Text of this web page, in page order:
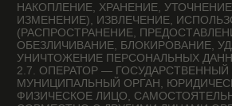
САЙТА HTTPS://TOU-ARCHITECTS.COM/.
2.11. ПРЕДОСТАВЛЕНИЕ ПЕРСОНАЛЬНЫХ ДАННЫХ —
ДЕЙСТВИЯ, НАПРАВЛЕННЫЕ НА РАСКРЫТИЕ
ПЕРСОНАЛЬНЫХ ДАННЫХ ОПРЕДЕЛЕННОМУ ЛИЦУ ИЛИ
ОПРЕДЕЛЕННОМУ КРУГУ ЛИЦ.
2.12. РАСПРОСТРАНЕНИЕ ПЕРСОНАЛЬНЫХ ДАННЫХ —
ЛЮБЫЕ ДЕЙСТВИЯ, НАПРАВЛЕННЫЕ НА РАСКРЫТИЕ
ПЕРСОНАЛЬНЫХ ДАННЫХ НЕОПРЕДЕЛЕННОМУ КРУГУ
ЛИЦ (ПЕРЕДАЧА ПЕРСОНАЛЬНЫХ ДАННЫХ) ИЛИ
НА ОЗНАКОМЛЕНИЕ С ПЕРСОНАЛЬНЫМИ ДАННЫМИ
НЕОГРАНИЧЕННОГО КРУГА ЛИЦ, В ТОМ ЧИСЛЕ
ОБНАРОДОВАНИЕ ПЕРСОНАЛЬНЫХ ДАННЫХ